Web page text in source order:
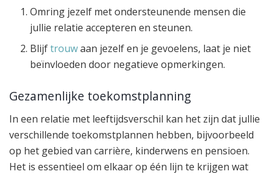
Omring jezelf met ondersteunende mensen die
jullie relatie accepteren en steunen.
Blijftrouwaan jezelf en je gevoelens, laat je niet
beïnvloeden door negatieve opmerkingen.
Gezamenlijke toekomstplanning
In een relatie met leeftijdsverschil kan het zijn dat jullie
verschillende toekomstplannen hebben, bijvoorbeeld
op het gebied van carrière, kinderwens en pensioen.
Het is essentieel om elkaar op één lijn te krijgen wat